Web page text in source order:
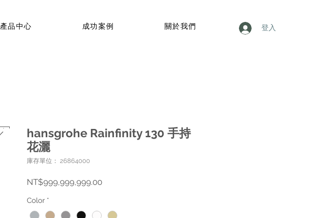
產品中心 成功案例 關於我們 登入
hansgrohe Rainfinity 130 手持
花灑
庫存單位： 26864000
NT$999,999,999.00價
Color *